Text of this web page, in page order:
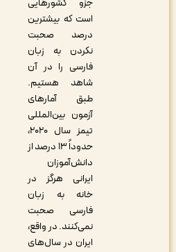
جزو کشورهایی
است که بیشترین
درصد صحبت
نکردن به زبان
فارسی را در آن
شاهد هستیم.
طبق آمارهای
آزمون بین‌المللی
تیمز سال ۲۰۲۰،
حدوداً ۱۳ درصد از
دانش‌آموزان
ایرانی هرگز در
خانه به زبان
فارسی صحبت
نمی‌کنند. در واقع،
ایران در سال‌های